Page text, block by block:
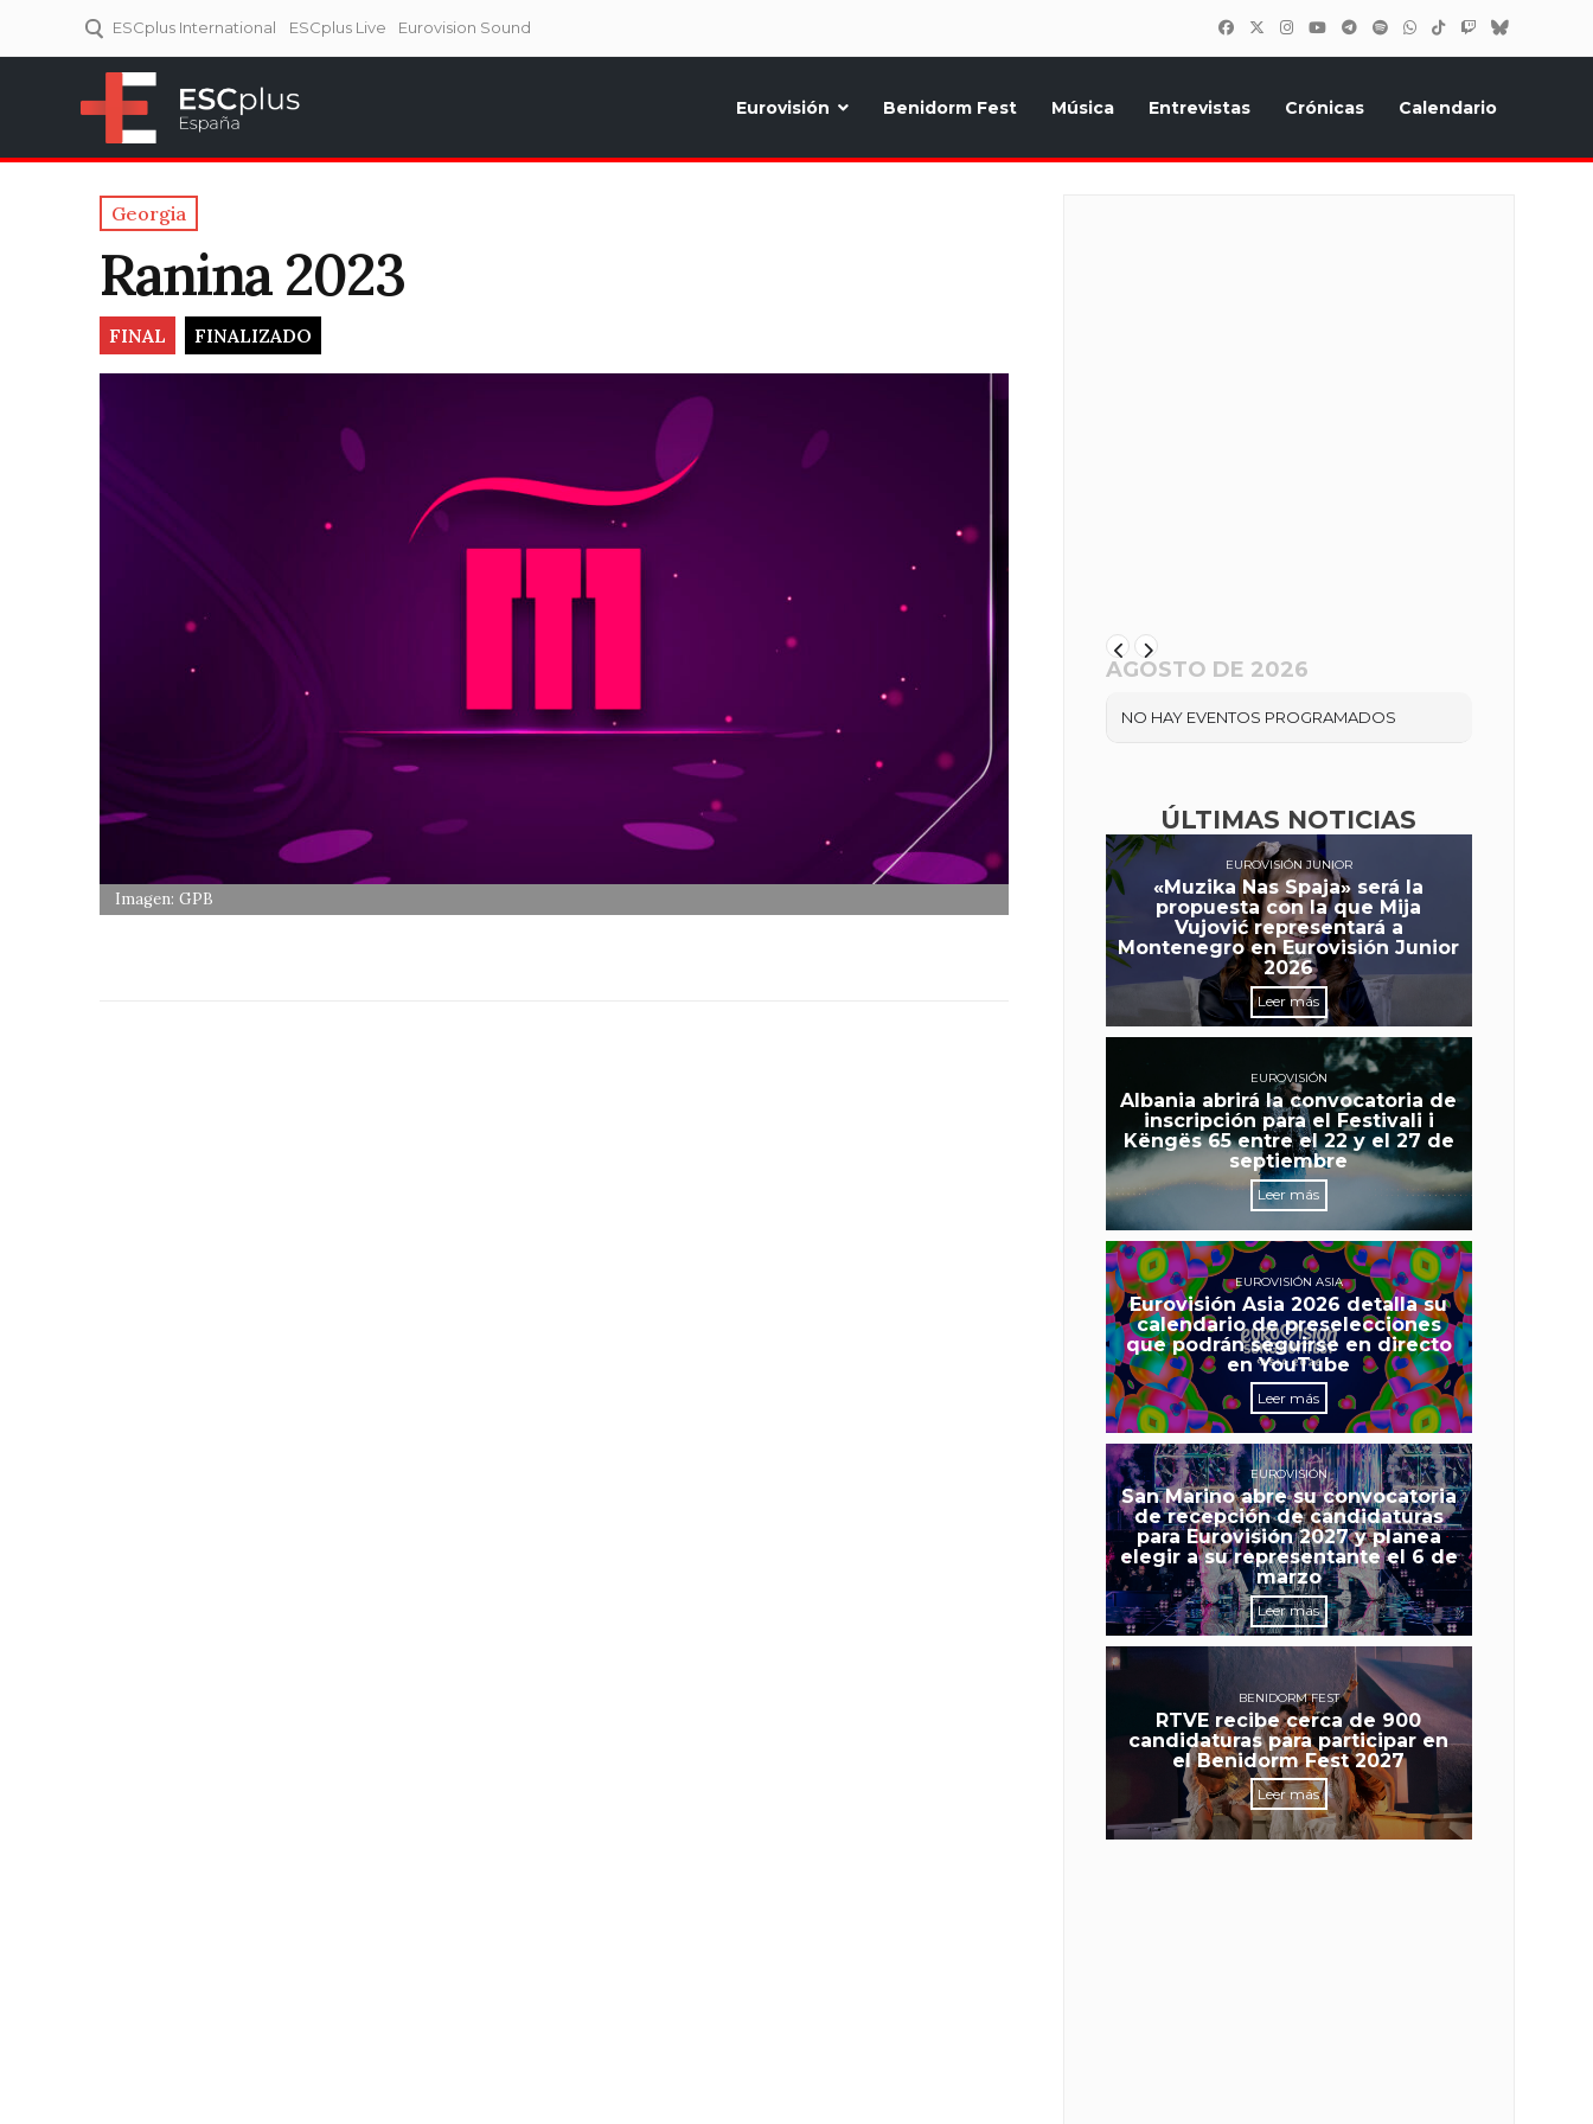
ESCplus International ESCplus Live Eurovision Sound
Eurovisión Benidorm Fest Música Entrevistas Crónicas Calendario
Georgia
Ranina 2023
FINAL FINALIZADO
Imagen: GPB
AGOSTO DE 2026
NO HAY EVENTOS PROGRAMADOS
ÚLTIMAS NOTICIAS
EUROVISIÓN JUNIOR
«Muzika Nas Spaja» será la
propuesta con la que Mija
Vujović representará a
Montenegro en Eurovisión Junior
2026
Leer más
EUROVISIÓN
Albania abrirá la convocatoria de
inscripción para el Festivali i
Këngës 65 entre el 22 y el 27 de
septiembre
Leer más
EUROVISIÓN ASIA
Eurovisión Asia 2026 detalla su
calendario de preselecciones
que podrán seguirse en directo
en YouTube
Leer más
EUROVISIÓN
San Marino abre su convocatoria
de recepción de candidaturas
para Eurovisión 2027 y planea
elegir a su representante el 6 de
marzo
Leer más
BENIDORM FEST
RTVE recibe cerca de 900
candidaturas para participar en
el Benidorm Fest 2027
Leer más